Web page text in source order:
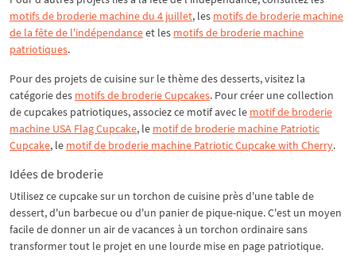
motifs de broderie machine du 4 juillet, les motifs de broderie machine
de la fête de l'indépendanceet les motifs de broderie machine
patriotiques.
Pour des projets de cuisine sur le thème des desserts, visitez la
catégorie des motifs de broderie Cupcakes. Pour créer une collection
de cupcakes patriotiques, associez ce motif avec le motif de broderie
machine USA Flag Cupcake, le motif de broderie machine Patriotic
Cupcake, le motif de broderie machine Patriotic Cupcake with Cherry.
Idées de broderie
Utilisez ce cupcake sur un torchon de cuisine près d'une table de
dessert, d'un barbecue ou d'un panier de pique-nique. C'est un moyen
facile de donner un air de vacances à un torchon ordinaire sans
transformer tout le projet en une lourde mise en page patriotique.